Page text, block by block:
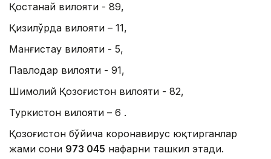
Қостанай вилояти - 89,
Қизилўрда вилояти – 11,
Манғистау вилояти - 5,
Павлодар вилояти - 91,
Шимолий Қозоғистон вилояти - 82,
Туркистон вилояти – 6 .
Қозоғистон бўйича коронавирус юқтирганлар
жами сони 973 045 нафарни ташкил этади.